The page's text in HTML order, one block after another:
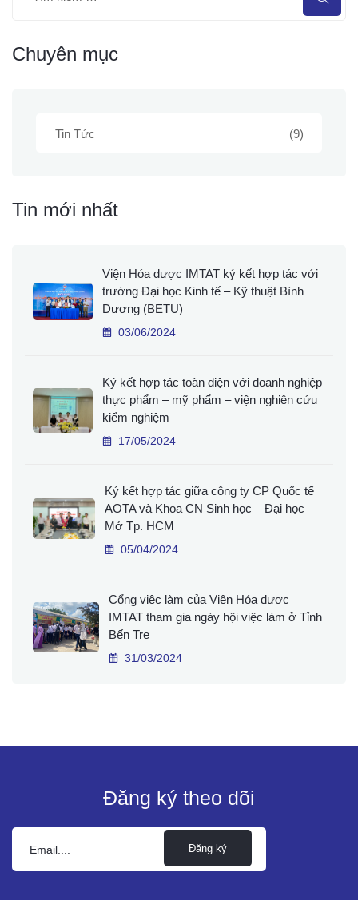
Chuyên mục
Tin Tức (9)
Tin mới nhất
Viện Hóa dược IMTAT ký kết hợp tác với
trường Đại học Kinh tế – Kỹ thuật Bình
Dương (BETU)
03/06/2024
Ký kết hợp tác toàn diện với doanh nghiệp
thực phẩm – mỹ phẩm – viện nghiên cứu
kiểm nghiệm
17/05/2024
Ký kết hợp tác giữa công ty CP Quốc tế
AOTA và Khoa CN Sinh học – Đại học
Mở Tp. HCM
05/04/2024
Cổng việc làm của Viện Hóa dược
IMTAT tham gia ngày hội việc làm ở Tỉnh
Bến Tre
31/03/2024
Đăng ký theo dõi
Đăng ký